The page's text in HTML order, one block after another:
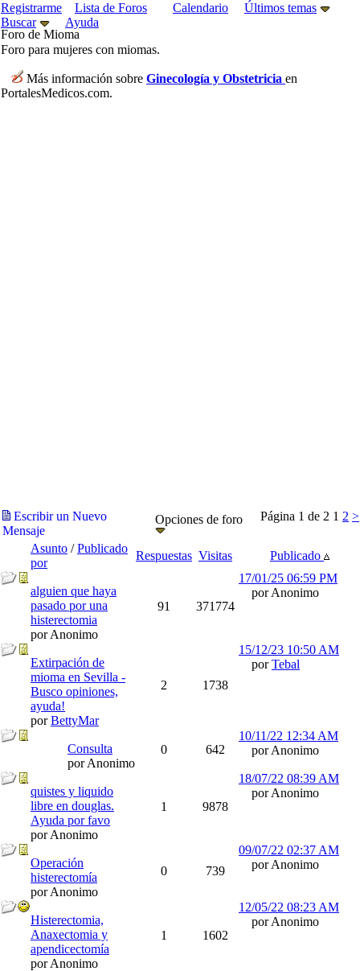
Registrarme
Lista de Foros Calendario
Últimos temas
Buscar
Ayuda
Foro de Mioma
Foro para mujeres con miomas.
Más información sobre Ginecología y Obstetricia en
PortalesMedicos.com.
Página 1 de 2 1 2 >
Escribir un Nuevo
Mensaje
Opciones de foro
Asunto /Publicado
por
Respuestas Visitas Publicado
alguien que haya
pasado por una
histerectomia
por Anonimo
91 371774
17/01/25 06:59 PM
por Anonimo
Extirpación de
mioma en Sevilla -
Busco opiniones,
ayuda!
porBettyMar
2 1738
15/12/23 10:50 AM
porTebal
Consulta
por Anonimo
0 642
10/11/22 12:34 AM
por Anonimo
quistes y liquido
libre en douglas.
Ayuda por favo
por Anonimo
1 9878
18/07/22 08:39 AM
por Anonimo
Operación
histerectomía
por Anonimo
0 739
09/07/22 02:37 AM
por Anonimo
Histerectomia,
Anaxectomia y
apendicectomía
por Anonimo
1 1602
12/05/22 08:23 AM
por Anonimo